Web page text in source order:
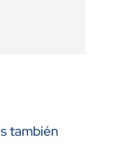
también